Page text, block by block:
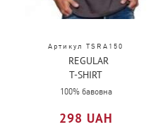
Артикул TSRA150
REGULAR
T-SHIRT
MAN
100% бавовна
298 UAH